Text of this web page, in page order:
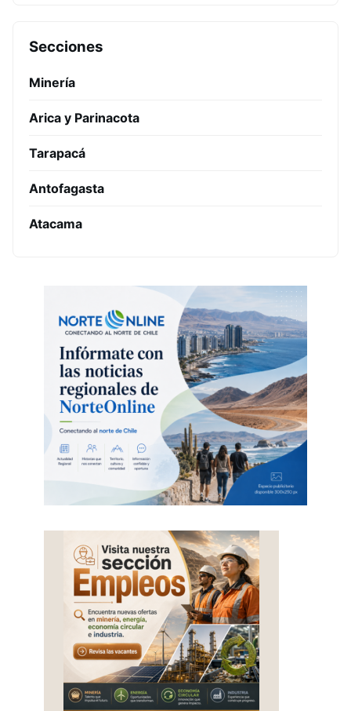
Secciones
Minería
Arica y Parinacota
Tarapacá
Antofagasta
Atacama